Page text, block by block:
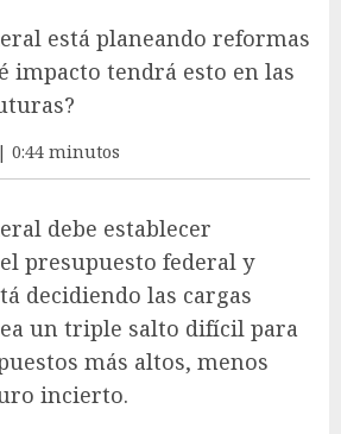
está planeando reformas
impacto tendrá esto en las
0:44 minutos
debe establecer
presupuesto federal y
decidiendo las cargas
un triple salto difícil para
más altos, menos
incierto.